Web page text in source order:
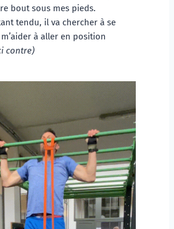
bout sous mes pieds.
tendu, il va chercher à se
à aller en position
contre)